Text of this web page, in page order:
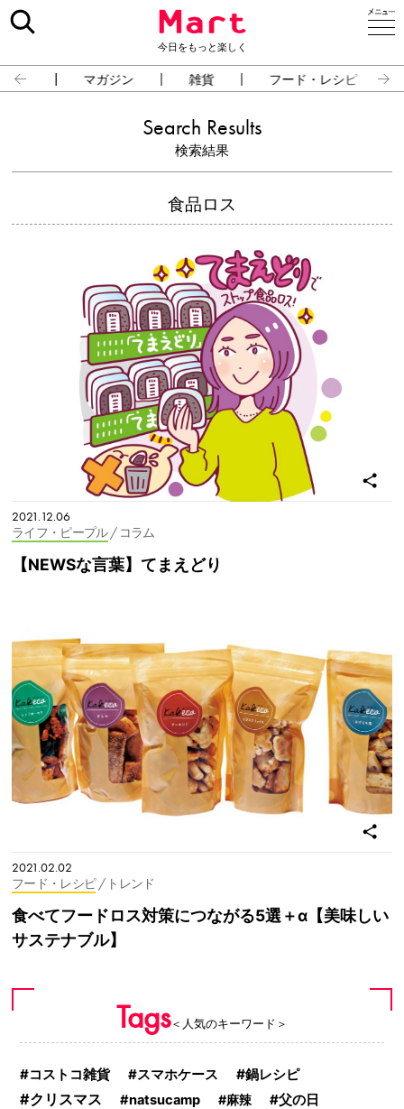
今日をもっと楽しく
占い マガジン 雑貨 フード・レシピ
Search Results
検索結果
食品ロス
2021.12.06
ライフ・ピープル/ コラム
【NEWSな言葉】てまえどり
2021.02.02
フード・レシピ / トレンド
食べてフードロス対策につながる5選＋α【美味しい
サステナブル】
Tags＜人気のキーワード＞
コストコ雑貨 スマホケース 鍋レシピ
クリスマス natsucamp 麻辣
父の日